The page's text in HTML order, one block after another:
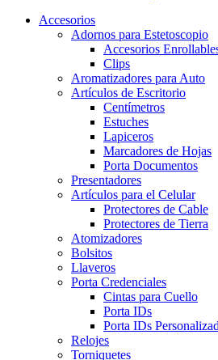
Accesorios
Adornos para Estetoscopio
Accesorios
Clips
Aromatizadores para Auto
Artículos de Escritorio
Centímetros
Estuches
Lapiceros
Marcadores de Hojas
Porta Documentos
Presentadores
Artículos para el Celular
Protectores de Cable
Protectores de Tierra
Atomizadores
Bolsitos
Llaveros
Porta Credenciales
Cintas para Cuello
Porta IDs
Porta IDs
Relojes
Torniquetes